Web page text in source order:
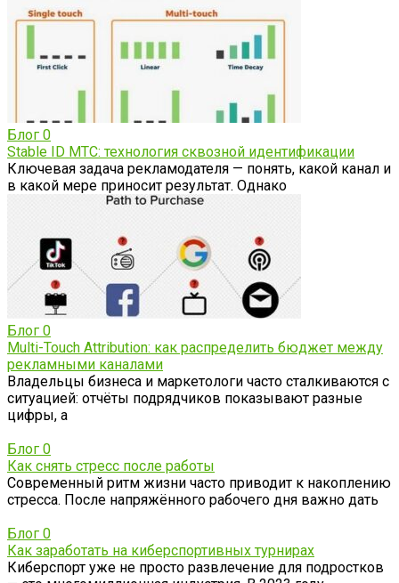
Блог 0
Stable ID МТС: технология сквозной идентификации
Ключевая задача рекламодателя — понять, какой канал и
в какой мере приносит результат. Однако
Блог 0
Multi-Touch Attribution: как распределить бюджет между
рекламными каналами
Владельцы бизнеса и маркетологи часто сталкиваются с
ситуацией: отчёты подрядчиков показывают разные
цифры, а
Блог 0
Как снять стресс после работы
Современный ритм жизни часто приводит к накоплению
стресса. После напряжённого рабочего дня важно дать
Блог 0
Как заработать на киберспортивных турнирах
Киберспорт уже не просто развлечение для подростков